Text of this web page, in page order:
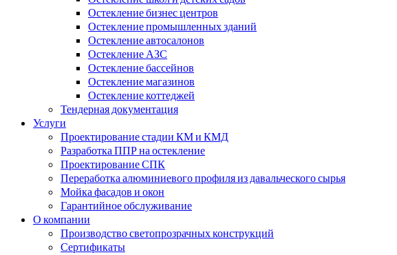
Остекление бизнес центров
Остекление промышленных зданий
Остекление автосалонов
Остекление АЗС
Остекление бассейнов
Остекление магазинов
Остекление коттеджей
Тендерная документация
Услуги
Проектирование стадии КМ и КМД
Разработка ППР на остекление
Проектирование СПК
Переработка алюминиевого профиля из давальческого сырья
Мойка фасадов и окон
Гарантийное обслуживание
О компании
Производство светопрозрачных конструкций
Сертификаты